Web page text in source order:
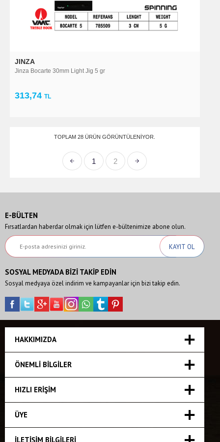
JINZA
Jinza Bocarte 30mm Light Jig 5 gr
313,74 TL
TOPLAM 28 ÜRÜN GÖRÜNTÜLENIYOR.
1 2
E-BÜLTEN
Fırsatlardan haberdar olmak için lütfen e-bültenimize abone olun.
SOSYAL MEDYADA BİZİ TAKİP EDİN
Sosyal medyaya özel indirim ve kampayanlar için bizi takip edin.
HAKKIMIZDA
ÖNEMLI BILGILER
HIZLI ERIŞIM
ÜYE
İLETIŞIM BILGILERI